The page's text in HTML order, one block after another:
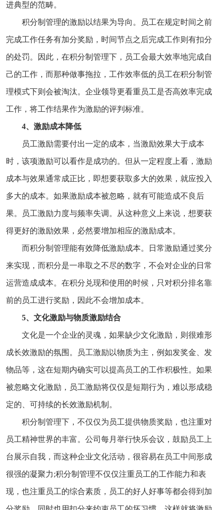
进典型的范畴。
积分制管理的激励以结果为导向。员工在规定时间之前
完成工作任务有加分奖励，时间节点之后完成工作则有扣分
的处罚。因此，在积分制管理下，员工会最大效率地完成自
己的工作，而那种做事拖拉，工作效率低的员工在积分制管
理模式下则会被淘汰。企业领导更看重员工是否高效率完成
工作，将工作结果作为激励的评判标准。
4、激励成本降低
员工激励需要付出一定的成本，当激励效果大于成本
时，该项激励可以看作是成功的。但从一定程度上看，激励
成本与效果通常成正比，即想要获取多大的效果，就应投入
多大的成本。如果激励成本被忽略，就有可能造成不良后
果。员工激励力度与频率失调。从这种意义上来说，想要获
得更好的激励效果，必然要增加相应的激励成本。
而积分制管理能有效降低激励成本。日常激励通过奖分
来实现，而积分是一串取之不尽的数字，不会对企业的日常
运营造成成本。在积分兑现和使用的时候，只对积分排名靠
前的员工进行奖励，因此不会增加成本。
5、文化激励与物质激励结合
文化是一个企业的灵魂，如果缺少文化激励，则很难形
成长效激励的氛围。员工激励以物质为主，例如发奖金、发
物品等，这在短期内确实可以提高员工的工作积极性。如果
被忽略文化激励，员工激励将仅仅是短期行为，难以形成稳
定的、可持续的长效激励机制。
积分制管理下，不仅仅为员工提供物质奖励，也注重对
员工精神世界的丰富。公司每月举行快乐会议，鼓励员工上
台展示自我，而这种企业文化活动，很容易在员工中间形成
很强的凝聚力;积分制管理不仅仅注重员工的工作能力和表
现，也注重员工的综合素质，员工的好人好事等都会得到加